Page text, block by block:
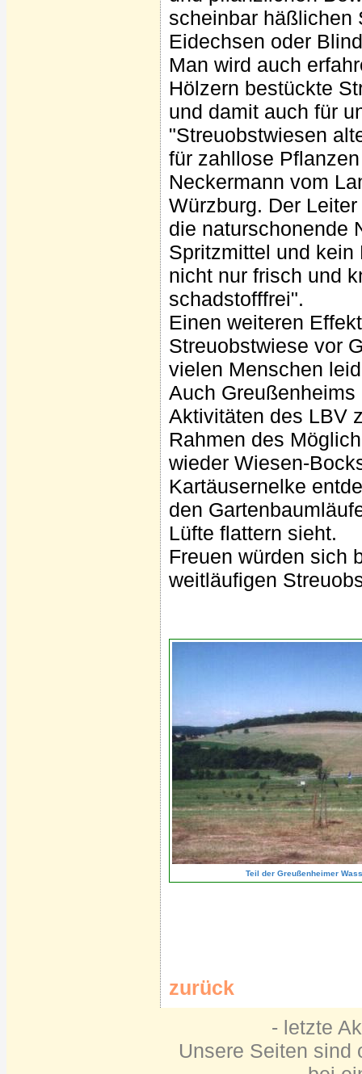
scheinbar häßlichen
Eidechsen oder
Man wird auch
Hölzern bestückte
und damit auch für
"Streuobstwiesen
für zahllose
Neckermann vom
Würzburg. Der
die naturschonende
Spritzmittel und
nicht nur frisch und
schadstofffrei".
Einen weiteren
Streuobstwiese vor
vielen Menschen
Auch
Aktivitäten des LBV
Rahmen des
wieder Wiesen-
Kartäusernelke
den
Lüfte flattern sieht.
Freuen würden sich
weitläufigen
Teil der Greußenheimer
zurück
- letzte
Unsere Seiten sind